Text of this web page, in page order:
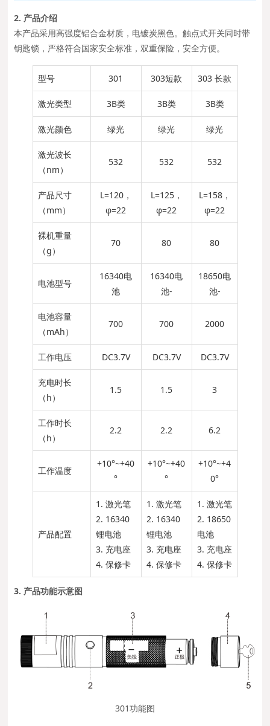
2. 产品介绍
本产品采用高强度铝合金材质，电镀炭黑色。触点式开关同时带
钥匙锁，严格符合国家安全标准，双重保险，安全方便。
型号 301 303短款 303 长款
激光类型 3B类 3B类 3B类
激光颜色 绿光 绿光 绿光
激光波长
（nm）
532 532 532
产品尺寸
（mm）
L=120，
φ=22
L=125，
φ=22
L=158，
φ=22
裸机重量
（g）
70 80 80
电池型号
16340电
池
16340电
池-
18650电
池-
电池容量
（mAh）
700 700 2000
工作电压 DC3.7V DC3.7V DC3.7V
充电时长
（h）
1.5 1.5 3
工作时长
（h）
2.2 2.2 6.2
工作温度
+10°~+40
°
+10°~+40
°
+10°~+4
0°
产品配置
1. 激光笔
2. 16340
锂电池
3. 充电座
4. 保修卡
1. 激光笔
2. 16340
锂电池
3. 充电座
4. 保修卡
1. 激光笔
2. 18650
电池
3. 充电座
4. 保修卡
3. 产品功能示意图
301功能图